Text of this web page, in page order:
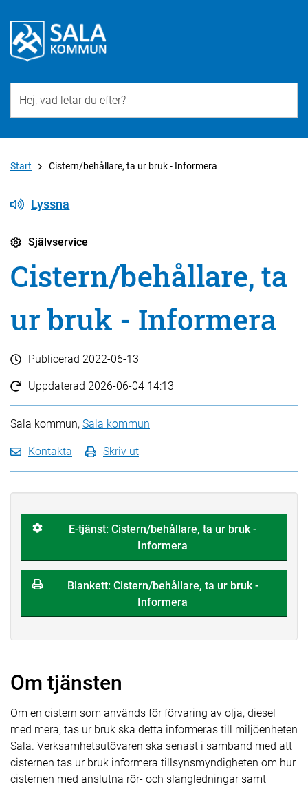
Start Cistern/behållare, ta ur bruk - Informera
Lyssna
Självservice
Cistern/behållare, ta
ur bruk - Informera
Publicerad 2022-06-13
Uppdaterad 2026-06-04 14:13
Sala kommun, Sala kommun
Kontakta Skriv ut
E-tjänst: Cistern/behållare, ta ur bruk -
Informera
Blankett: Cistern/behållare, ta ur bruk -
Informera
Om tjänsten
Om en cistern som används för förvaring av olja, diesel
med mera, tas ur bruk ska detta informeras till miljöenheten
Sala. Verksamhetsutövaren ska senast i samband med att
cisternen tas ur bruk informera tillsynsmyndigheten om hur
cisternen med anslutna rör- och slangledningar samt